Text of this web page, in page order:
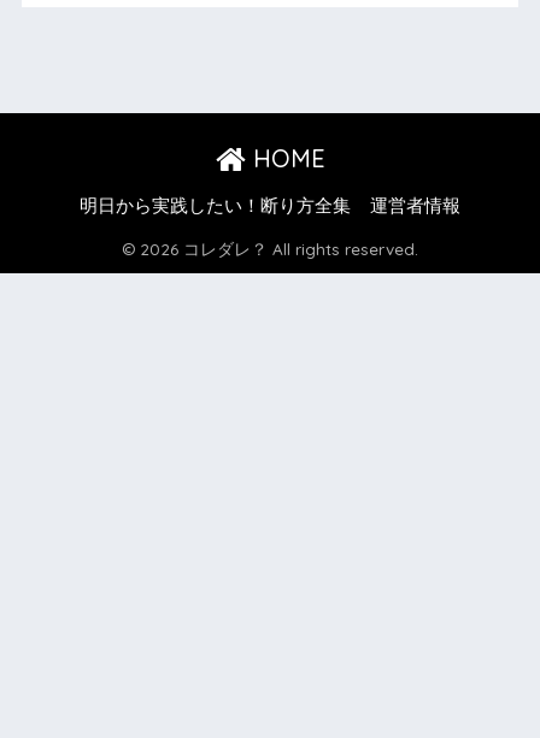
HOME
明日から実践したい！断り方全集 運営者情報
© 2026 コレダレ？ All rights reserved.